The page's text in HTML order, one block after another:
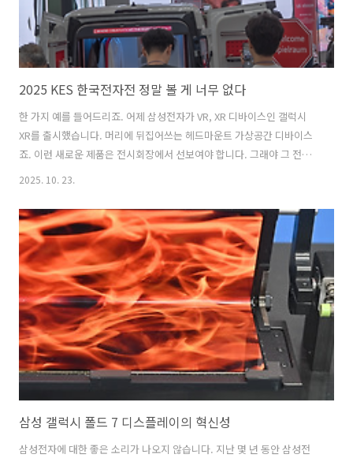
2025 KES 한국전자전 정말 볼 게 너무 없다
한 가지 예를 들어드리죠. 어제 삼성전자가 VR, XR 디바이스인 갤럭시
XR를 출시했습니다. 머리에 뒤집어쓰는 헤드마운트 가상공간 디바이스
죠. 이런 새로운 제품은 전시회장에서 선보여야 합니다. 그래야 그 전시
회가 인기가 높고 신제품을 보러 사람들이 몰리죠. 또한 회사는 신제품
삼성전자와 LG전자가 이 전시회에서 신제품 발표한 적이 최근 거의 없습
니다. 그 전시회는 바로 한국전자전입니다. 갈수록 볼 게 사라지고 있는
한국전자전. 특단의 대책을 마련해야 할 정도잘 나갈 때는 공진화라고 해
서 삼성전자 직원이 LG전자 부스에서 이러저러한 걸 물어보고 반대로
LG전자 명찰을 단 직원이 삼성전자 신제품에 대한 의견을 제공하는 등
서로 독려, 격..
2025. 10. 23.
삼성 갤럭시 폴드 7 디스플레이의 혁신성
삼성전자에 대한 좋은 소리가 나오지 않습니다. 지난 몇 년 동안 삼성전